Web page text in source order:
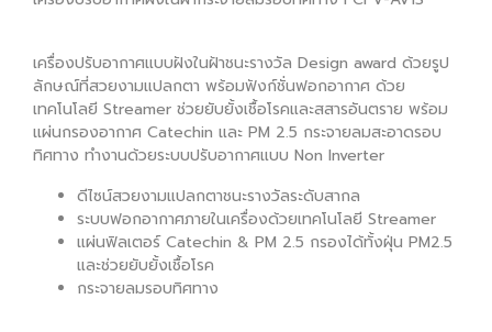
เครื่องปรับอากาศแบบฝังในฝ้าชนะรางวัล Design award ด้วยรูป
ลักษณ์ที่สวยงามแปลกตา พร้อมฟังก์ชั่นฟอกอากาศ ด้วย
เทคโนโลยี Streamer ช่วยยับยั้งเชื้อโรคและสสารอันตราย พร้อม
แผ่นกรองอากาศ Catechin และ PM 2.5 กระจายลมสะอาดรอบ
ทิศทาง ทำงานด้วยระบบปรับอากาศแบบ Non Inverter
ดีไซน์สวยงามแปลกตาชนะรางวัลระดับสากล
ระบบฟอกอากาศภายในเครื่องด้วยเทคโนโลยี Streamer
แผ่นฟิลเตอร์ Catechin & PM 2.5 กรองได้ทั้งฝุ่น PM2.5
และช่วยยับยั้งเชื้อโรค
กระจายลมรอบทิศทาง